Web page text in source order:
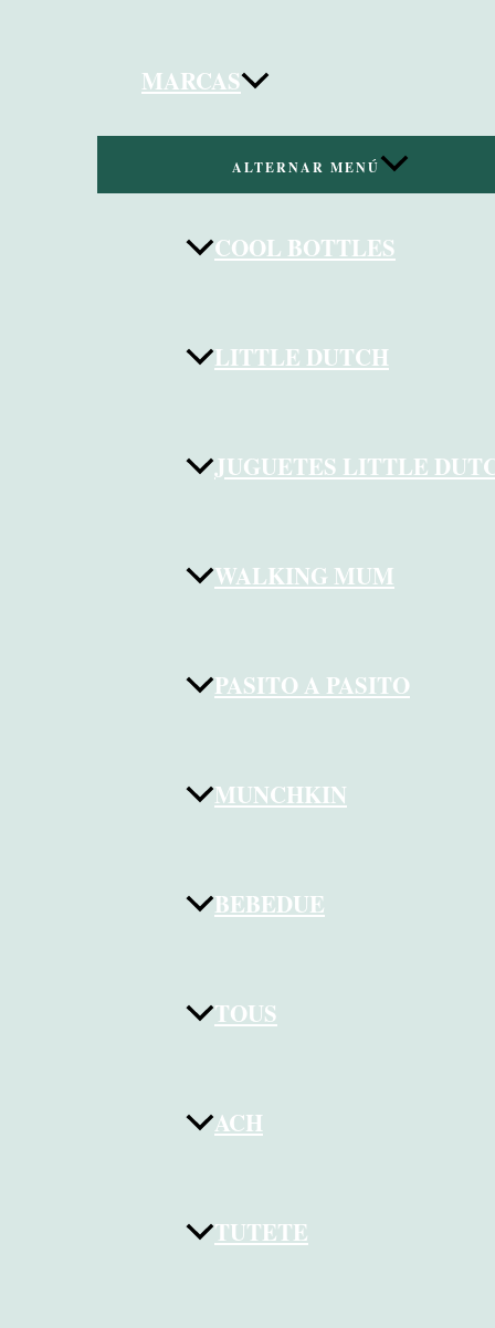
MARCAS
ALTERNAR MENÚ
COOL BOTTLES
LITTLE DUTCH
JUGUETES LITTLE
WALKING MUM
PASITO A PASITO
MUNCHKIN
BEBEDUE
TOUS
ACH
TUTETE